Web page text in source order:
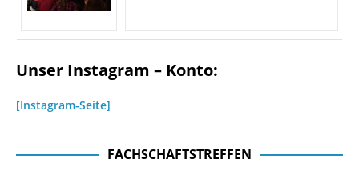
Unser Instagram – Konto:
[Instagram-Seite]
FACHSCHAFTSTREFFEN